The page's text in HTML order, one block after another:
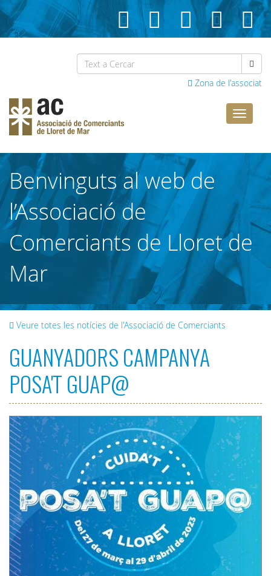
Zona de l'associat
Lloret
Benvinguts al web de
l’Associació de
Comerciants de Lloret de
Mar
Veure totes les notícies de l'Associació de Comerciants
GUANYADORS CAMPANYA
POSA'T GUAP@